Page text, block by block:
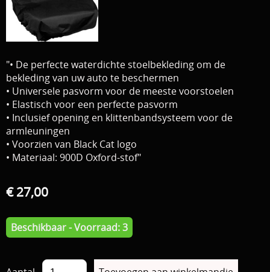
Boten en Belly / alle Benodigdheden
Tenten / Aasvisbewaring / Stoelen / Onthaakmatten /
Tassen
Per leverancier
Decoratie
Kleding
PROMO materiaal
cadeau bon
Download area
TIPS, Montages and film
Meerval.shop Pro staff
You Tube kanaal
"• De perfecte waterdichte stoelbekleding om de
bekleding van uw auto te beschermen
• Universele pasvorm voor de meeste voorstoelen
• Elastisch voor een perfecte pasvorm
• Inclusief opening en klittenbandsysteem voor de
armleuningen
• Voorzien van Black Cat logo
• Materiaal: 900D Oxford-stof"
€ 27,00
Beschikbaar - Voorraad: 3